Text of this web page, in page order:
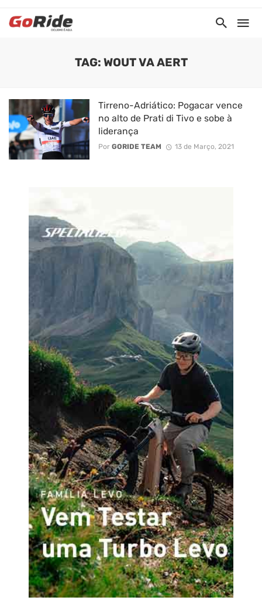
TAG: WOUT VA AERT
Tirreno-Adriático: Pogacar vence
no alto de Prati di Tivo e sobe à
liderança
Por GORIDE TEAM 13 de Março, 2021